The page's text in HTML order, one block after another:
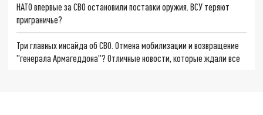
НАТО впервые за СВО остановили поставки оружия. ВСУ теряют
приграничье?
Три главных инсайда об СВО. Отмена мобилизации и возвращение
"генерала Армагеддона"? Отличные новости, которые ждали все